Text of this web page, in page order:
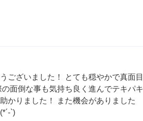
ございました！ とても穏やかで真面目
面倒な事も気持ち良く進んでテキパキ
かりました！ また機会がありました
`)